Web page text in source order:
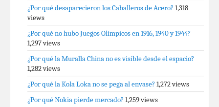
¿Por qué desaparecieron los Caballeros de Acero? 1,318
views
¿Por qué no hubo Juegos Olímpicos en 1916, 1940 y 1944?
1,297 views
¿Por qué la Muralla China no es visible desde el espacio?
1,282 views
¿Por qué la Kola Loka no se pega al envase? 1,272 views
¿Por qué Nokia pierde mercado? 1,259 views